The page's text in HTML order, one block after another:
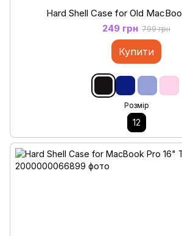
Hard Shell Case for Old
249 грн 799 грн
Купити
Розмір
12